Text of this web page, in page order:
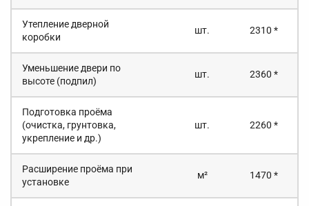
Утепление дверной
коробки
шт. 2310 *
Уменьшение двери по
высоте (подпил)
шт. 2360 *
Подготовка проёма
(очистка, грунтовка,
укрепление и др.)
шт. 2260 *
Расширение проёма при
установке
м² 1470 *